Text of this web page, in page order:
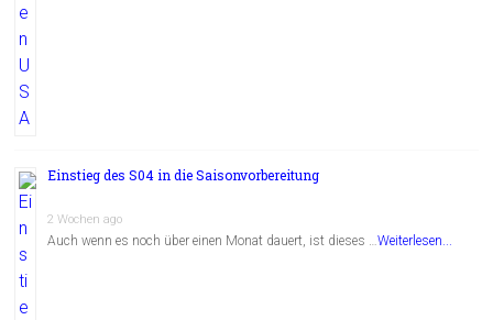
Einstieg des S04 in die Saisonvorbereitung
2 Wochen ago
Auch wenn es noch über einen Monat dauert, ist dieses …Weiterlesen...